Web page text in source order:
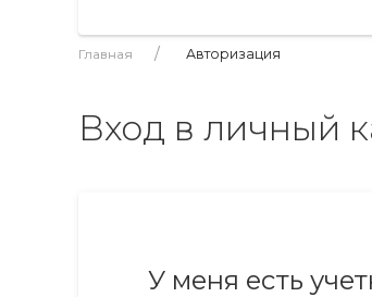
Главная Авторизация
Вход в личный
У меня есть